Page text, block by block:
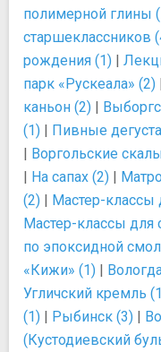
полимерной глины
старшеклассников
рождения (1) |
парк «Рускеала» (2) |
каньон (2) |
(1) | Пивные
| Воргольские
| На сапах (2) |
(2) | Мастер-
Мастер-классы для
по эпоксидной
«Кижи» (1) |
Угличский кремль
(1) | Рыбинск (3) |
(Кустодиевский